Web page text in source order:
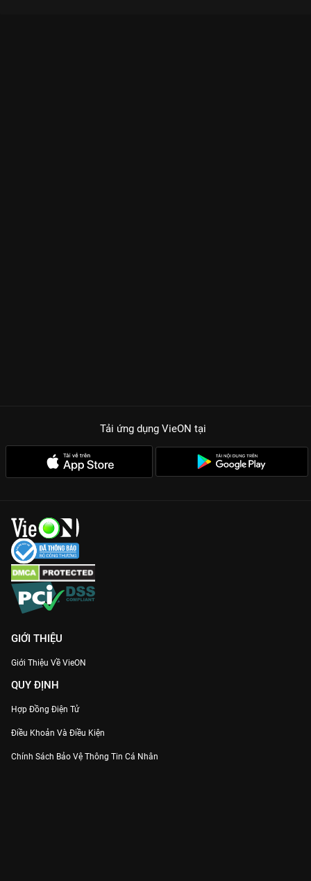
Tải ứng dụng VieON tại
GIỚI THIỆU
Giới Thiệu Về VieON
QUY ĐỊNH
Hợp Đồng Điện Tử
Điều Khoản Và Điều Kiện
Chính Sách Bảo Vệ Thông Tin Cá Nhân